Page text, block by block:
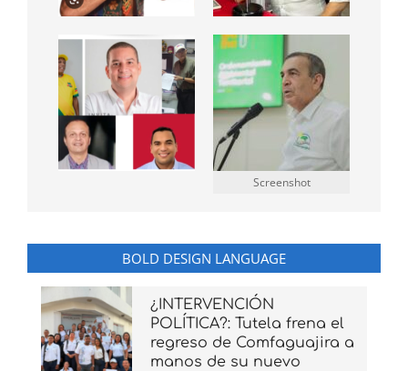
Screenshot
BOLD DESIGN LANGUAGE
¿INTERVENCIÓN
POLÍTICA?: Tutela frena el
regreso de Comfaguajira a
manos de su nuevo